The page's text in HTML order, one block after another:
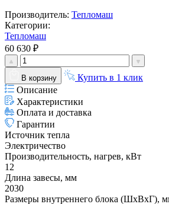
Производитель: Тепломаш
Категории:
Тепломаш
60 630 ₽
В корзину
Купить в 1 клик
Описание
Характеристики
Оплата и доставка
Гарантии
Источник тепла
Электричество
Производительность, нагрев, кВт
12
Длина завесы, мм
2030
Размеры внутреннего блока (ШхВхГ),